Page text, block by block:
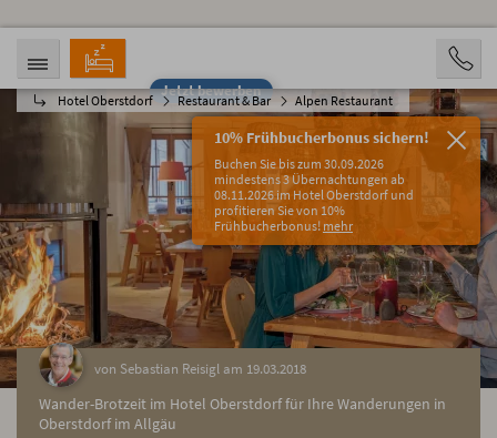
Jetzt bewerben
Hotel Oberstdorf Restaurant & Bar Alpen Restaurant
10% Frühbucherbonus sichern!
Buchen Sie bis zum 30.09.2026
mindestens 3 Übernachtungen ab
08.11.2026 im Hotel Oberstdorf und
profitieren Sie von 10%
Frühbucherbonus! mehr
ANREISE
09.08.2026
ABREISE
14.08.2026
BUCHEN
von Sebastian Reisigl am 19.03.2018
Wander-Brotzeit im Hotel Oberstdorf für Ihre Wanderungen in
Oberstdorf im Allgäu